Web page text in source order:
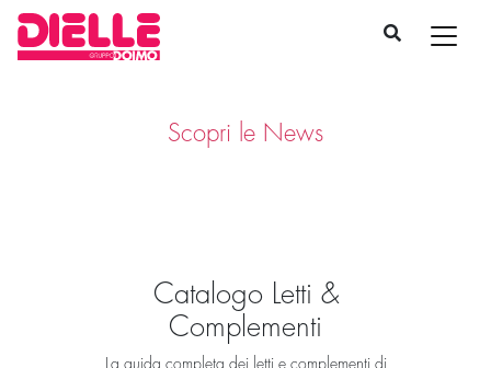
Scopri le News
Catalogo Letti &
Complementi